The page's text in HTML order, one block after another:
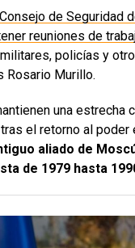
de Seguridad
reuniones de
policías y
Rosario Murillo.
una estrecha
el retorno al poder
aliado de
de 1979 hasta